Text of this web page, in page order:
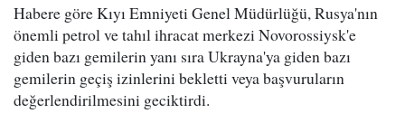
Habere göre Kıyı Emniyeti Genel Müdürlüğü, Rusya'nın
önemli petrol ve tahıl ihracat merkezi Novorossiysk'e
giden bazı gemilerin yanı sıra Ukrayna'ya giden bazı
gemilerin geçiş izinlerini bekletti veya başvuruların
değerlendirilmesini geciktirdi.